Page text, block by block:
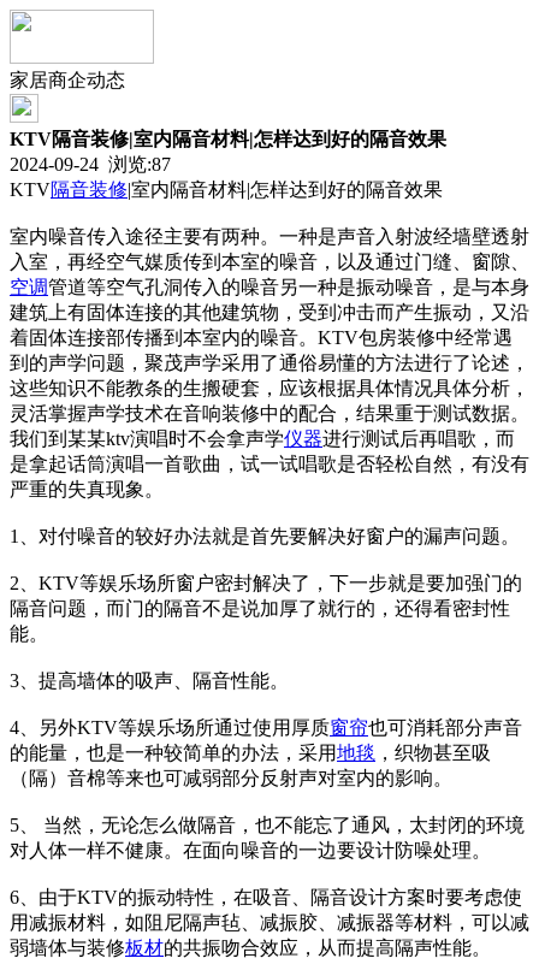
家居商企动态
KTV隔音装修|室内隔音材料|怎样达到好的隔音效果
2024-09-24 浏览:87
KTV隔音装修|室内隔音材料|怎样达到好的隔音效果
室内噪音传入途径主要有两种。一种是声音入射波经墙壁透射
入室，再经空气媒质传到本室的噪音，以及通过门缝、窗隙、
空调管道等空气孔洞传入的噪音另一种是振动噪音，是与本身
建筑上有固体连接的其他建筑物，受到冲击而产生振动，又沿
着固体连接部传播到本室内的噪音。KTV包房装修中经常遇
到的声学问题，聚茂声学采用了通俗易懂的方法进行了论述，
这些知识不能教条的生搬硬套，应该根据具体情况具体分析，
灵活掌握声学技术在音响装修中的配合，结果重于测试数据。
我们到某某ktv演唱时不会拿声学仪器进行测试后再唱歌，而
是拿起话筒演唱一首歌曲，试一试唱歌是否轻松自然，有没有
严重的失真现象。
1、对付噪音的较好办法就是首先要解决好窗户的漏声问题。
2、KTV等娱乐场所窗户密封解决了，下一步就是要加强门的
隔音问题，而门的隔音不是说加厚了就行的，还得看密封性
能。
3、提高墙体的吸声、隔音性能。
4、另外KTV等娱乐场所通过使用厚质窗帘也可消耗部分声音
的能量，也是一种较简单的办法，采用地毯 ，织物甚至吸
（隔）音棉等来也可减弱部分反射声对室内的影响。
5、 当然，无论怎么做隔音，也不能忘了通风，太封闭的环境
对人体一样不健康。在面向噪音的一边要设计防噪处理。
6、由于KTV的振动特性，在吸音、隔音设计方案时要考虑使
用减振材料，如阻尼隔声毡、减振胶、减振器等材料，可以减
弱墙体与装修板材的共振吻合效应，从而提高隔声性能。